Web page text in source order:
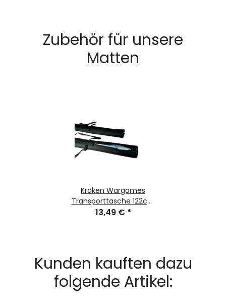
Zubehör für unsere
Matten
Kraken Wargames
Transporttasche 122cm
für Gaming Mats
13,49 € *
Kunden kauften dazu
folgende Artikel: